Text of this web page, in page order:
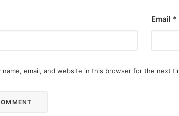
Email *
name, email, and website in this browser for the next